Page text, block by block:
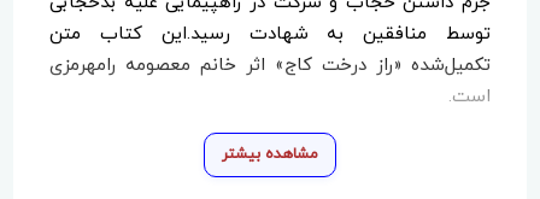
توسط منافقین به شهادت رسید.این کتاب متن
تکمیل‌شده «راز درخت کاج» اثر خانم معصومه رامهرمزی
است.
مشاهده بیشتر